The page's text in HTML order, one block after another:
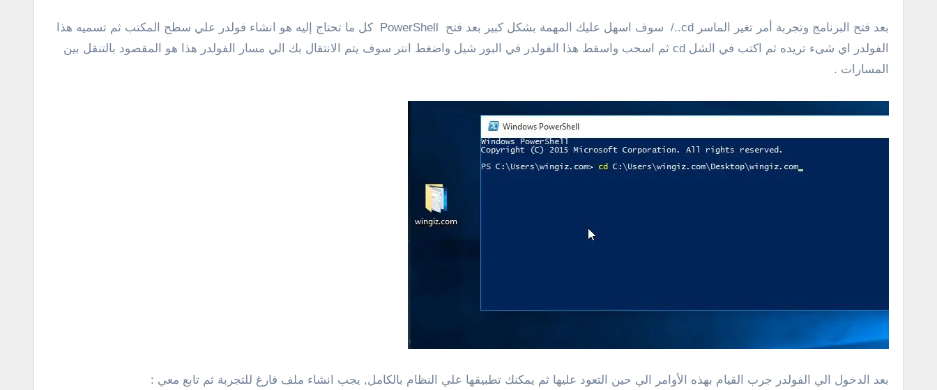
بعد فتح البرنامج وتجربة أمر تغير الماسر cd../ سوف اسهل عليك المهمة بشكل كبير بعد فتح PowerShell كل ما تحتاج إليه هو انشاء فولدر علي سطح المكتب ثم تسميه هذا
الفولدر اي شىء تريده ثم اكتب في الشل cd ثم اسحب واسقط هذا الفولدر في البور شيل واضغط انتر سوف يتم الانتقال بك الي مسار الفولدر هذا هو المقصود بالتنقل بين
المسارات .
بعد الدخول الي الفولدر جرب القيام بهذه الأوامر الي حين التعود عليها ثم يمكنك تطبيقها علي النظام بالكامل, يجب انشاء ملف فارغ للتجربة ثم تابع معي :